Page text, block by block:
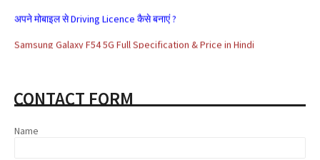
अपने मोबाइल से Driving Licence कैसे बनाएं ?
Samsung Galaxy F54 5G Full Specification & Price in Hindi
सरकार के ये 5 जरूरी ऐप जो हैं आपके बड़े काम के
CONTACT FORM
Name